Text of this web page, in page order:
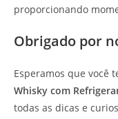
proporcionando
Obrigado por
Esperamos que você
Whisky com
todas as dicas e